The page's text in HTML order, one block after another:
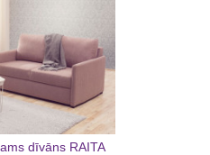
dīvāns RAITA